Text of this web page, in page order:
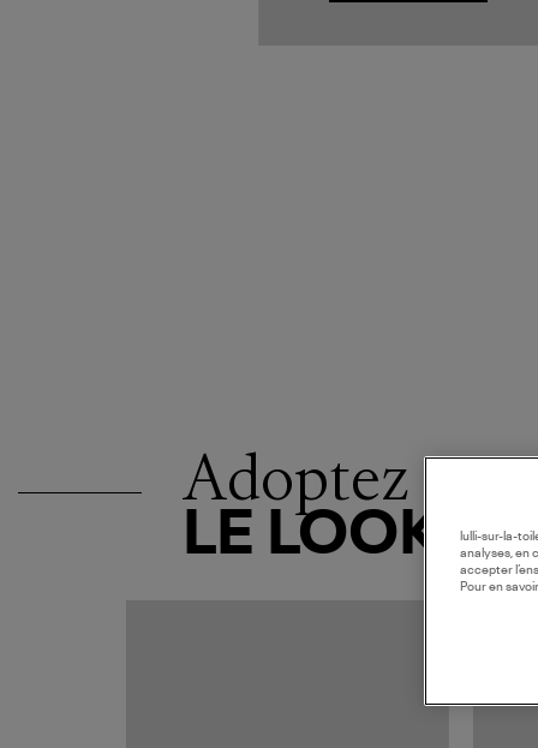
Adoptez
LE LOOK
lulli-sur-la-
analyses, en
accepter
Pour en